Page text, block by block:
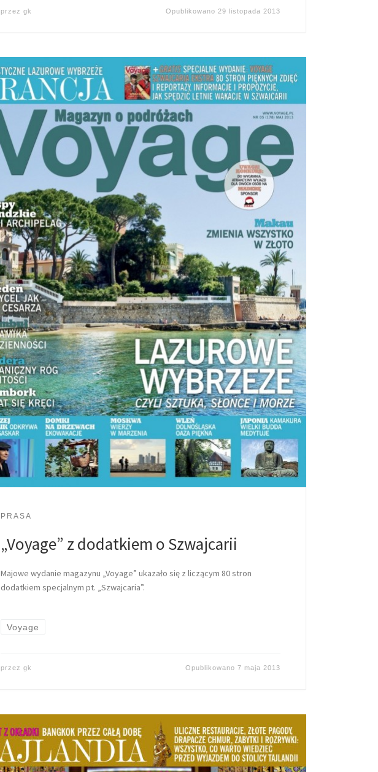
przez gk Opublikowano 29 listopada 2013
PRASA
„Voyage” z dodatkiem o Szwajcarii
Majowe wydanie magazynu „Voyage” ukazało się z liczącym 80 stron
dodatkiem specjalnym pt. „Szwajcaria”.
Voyage
przez gk Opublikowano 7 maja 2013